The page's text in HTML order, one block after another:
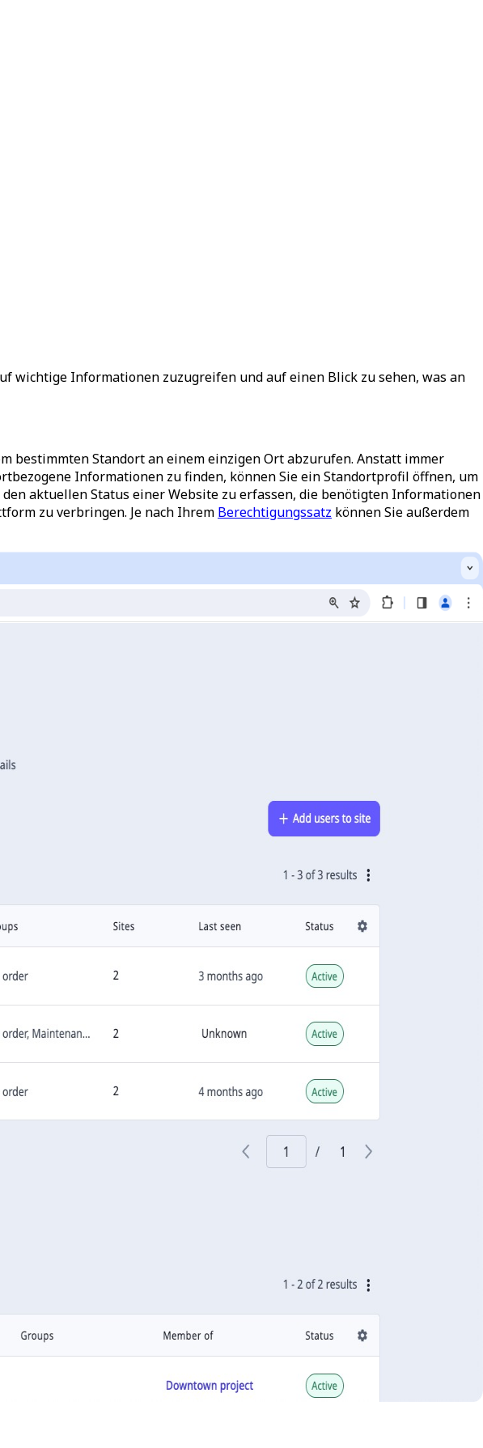
wichtige Informationen zuzugreifen und auf einen Blick zu sehen, was an
Standort an einem einzigen Ort abzurufen. Anstatt immer
Informationen zu finden, können Sie ein Standortprofil öffnen, um
aktuellen Status einer Website zu erfassen, die benötigten Informationen
zu verbringen. Je nach Ihrem Berechtigungssatz können Sie außerdem